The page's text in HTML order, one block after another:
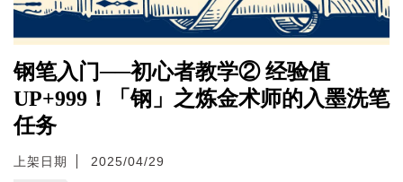
钢笔入门──初心者教学② 经验值
UP+999！「钢」之炼金术师的入墨洗笔
任务
上架日期 2025/04/29